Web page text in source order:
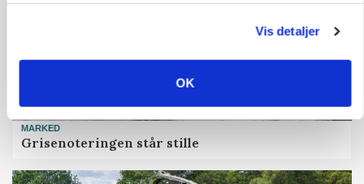
Vis detaljer
OK
MARKED
Grisenoteringen står stille